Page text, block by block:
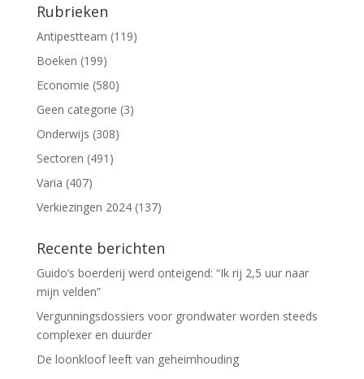
Rubrieken
Antipestteam (119)
Boeken (199)
Economie (580)
Geen categorie (3)
Onderwijs (308)
Sectoren (491)
Varia (407)
Verkiezingen 2024(137)
Recente berichten
Guido’s boerderij werd onteigend: “Ik rij 2,5 uur naar
mijn velden”
Vergunningsdossiers voor grondwater worden steeds
complexer en duurder
De loonkloof leeft van geheimhouding